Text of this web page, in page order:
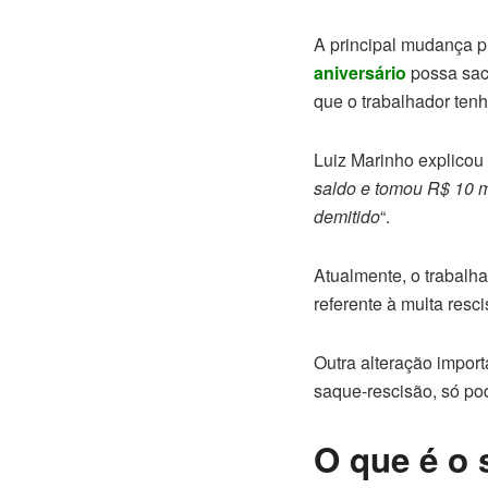
A principal mudança
aniversário possa
que o trabalhador
Luiz Marinho
saldo e tomou R$ 10
demitido“.
Atualmente, o
referente à multa
Outra alteração
saque-rescisão, só
O que é o